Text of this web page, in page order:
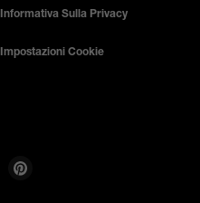
Informativa Sulla Privacy
Impostazioni Cookie